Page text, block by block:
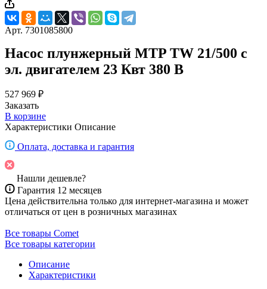
Арт. 7301085800
Насос плунжерный MTP TW 21/500 с
эл. двигателем 23 Квт 380 В
527 969 ₽
Заказать
В корзине
Характеристики Описание
Оплата, доставка и гарантия
Нашли дешевле?
Гарантия 12 месяцев
Цена действительна только для интернет-магазина и может
отличаться от цен в розничных магазинах
Все товары Comet
Все товары категории
Описание
Характеристики